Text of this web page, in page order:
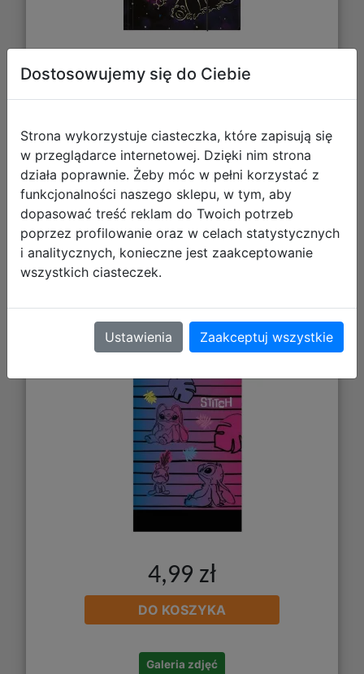
6,99 zł
Galeria zdjęć
Coolpack Zeszyt A5 32 kartki kratka
Stitch Black wzór 3 91576PTR
4,99 zł
DO KOSZYKA
Galeria zdjęć
Dostosowujemy się do Ciebie
Strona wykorzystuje ciasteczka, które zapisują się
w przeglądarce internetowej. Dzięki nim strona
działa poprawnie. Żeby móc w pełni korzystać z
funkcjonalności naszego sklepu, w tym, aby
dopasować treść reklam do Twoich potrzeb
poprzez profilowanie oraz w celach statystycznych
i analitycznych, konieczne jest zaakceptowanie
wszystkich ciasteczek.
Ustawienia Zaakceptuj wszystkie